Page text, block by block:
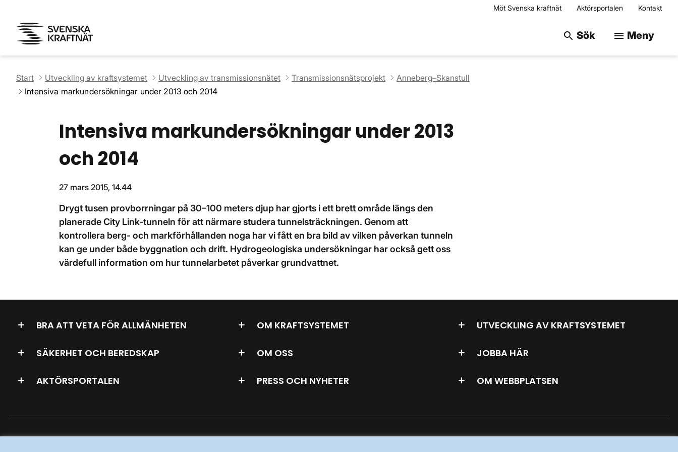
Möt Svenska kraftnät Aktörsportalen Kontakt
search Sök Sök på
menu Meny
Start Utveckling av kraftsystemet Utveckling av transmissionsnätet Transmissionsnätsprojekt
Anneberg–Skanstull
Intensiva markundersökningar under 2013 och 2014
Intensiva markundersökningar under 2013
och 2014
27 mars 2015, 14.44
Drygt tusen provborrningar på 30–100 meters djup har gjorts i ett brett område längs den
planerade City Link-tunneln för att närmare studera tunnelsträckningen. Genom att
kontrollera berg- och markförhållanden noga har vi fått en bra bild av vilken påverkan tunneln
kan ge under både byggnation och drift. Hydrogeologiska undersökningar har också gett oss
värdefull information om hur tunnelarbetet påverkar grundvattnet.
BRA ATT VETA FÖR ALLMÄNHETEN OM KRAFTSYSTEMET UTVECKLING AV KRAFTSYSTEMET
SÄKERHET OCH BEREDSKAP OM OSS JOBBA HÄR
AKTÖRSPORTALEN PRESS OCH NYHETER OM WEBBPLATSEN